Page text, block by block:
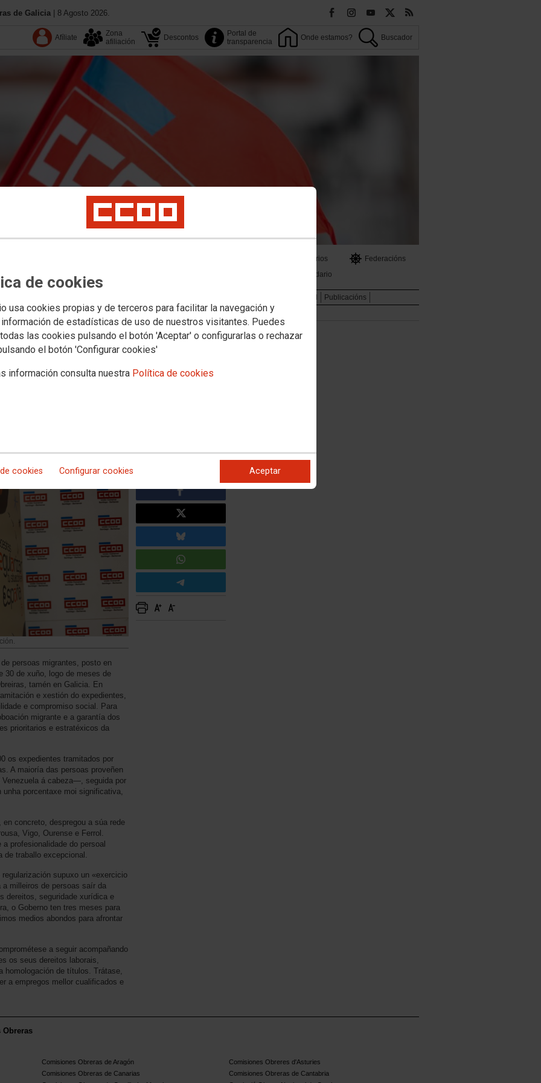
de cookies
usa cookies propias y de terceros para facilitar la navegación y
de estadísticas de uso de nuestros visitantes. Puedes
las cookies pulsando el botón 'Aceptar' o configurarlas o rechazar
el botón 'Configurar cookies'
información consulta nuestra Política de cookies
cookies Configurar cookies Aceptar
de Galicia | 8 Agosto 2026.
Afíliate
Zona
afiliación
Descontos
Portal de
transparencia
Onde estamos? Buscador
Territorios
Federacións
Calendario
Publicacións
o seu compromiso social
de regularización de
a estas persoas nos trámites futuros para
na súa formación e facilitarlles a homologación de
persoas migrantes, posto en
30 de xuño, logo de meses de
tamén en Galicia. En
e xestión do expedientes,
e compromiso social. Para
migrante e a garantía dos
prioritarios e estratéxicos da
os expedientes tramitados por
A maioría das persoas proveñen
á cabeza—, seguida por
porcentaxe moi significativa,
concreto, despregou a súa rede
Vigo, Ourense e Ferrol.
profesionalidade do persoal
de traballo excepcional.
supuxo un «exercicio
a milleiros de persoas saír da
dereitos, seguridade xurídica e
o Goberno ten tres meses para
medios abondos para afrontar
a seguir acompañando
os seus dereitos laborais,
homologación de títulos. Trátase,
a empregos mellor cualificados e
Obreras
Comisiones Obreras de Aragón
Comisiones Obreres d'Asturies
Comisiones Obreras de Canarias
Comisiones Obreras de Cantabria